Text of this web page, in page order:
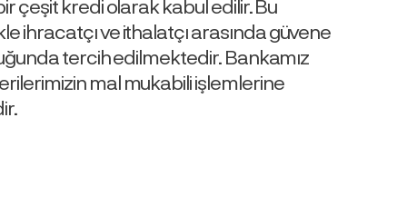
çeşit kredi olarak kabul edilir. Bu
ihracatçı ve ithalatçı arasında güvene
tercih edilmektedir. Bankamız
mal mukabili işlemlerine